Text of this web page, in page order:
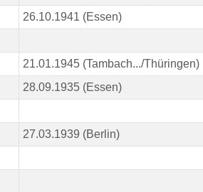
26.10.1941 (Essen)
21.01.1945 (Tambach.../Thüringen)
28.09.1935 (Essen)
27.03.1939 (Berlin)